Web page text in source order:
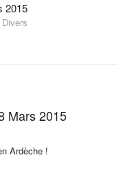
2015
Divers
Mars 2015
Ardèche !